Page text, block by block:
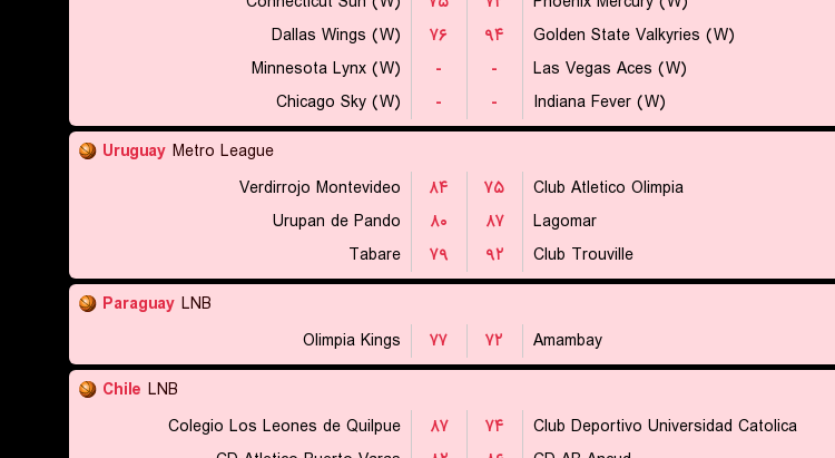
Dallas Wings (W)
۷۶ ۹۴ Golden State Valkyries (W)
Minnesota Lynx (W)
- - Las Vegas Aces (W)
Chicago Sky (W)
- - Indiana Fever (W)
Uruguay Metro League
Verdirrojo Montevideo
۸۴ ۷۵ Club Atletico Olimpia
Urupan de Pando
۸۰ ۸۷ Lagomar
Tabare
۷۹ ۹۲ Club Trouville
Paraguay LNB
Olimpia Kings
۷۷ ۷۲ Amambay
Chile LNB
Colegio Los Leones de Quilpue
۸۷ ۷۴ Club Deportivo Universidad Catolica